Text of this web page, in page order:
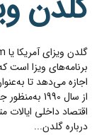
برنامه‌های ویزا است
اجازه می‌دهد تا
از سال
اقتصاد داخلی
درباره گلدن...